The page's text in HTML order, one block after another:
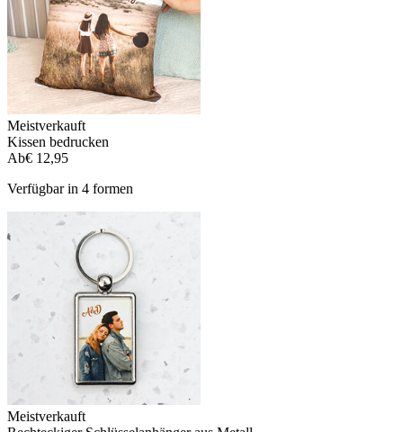
Meistverkauft
Kissen bedrucken
Ab€ 12,95
Verfügbar in 4 formen
Meistverkauft